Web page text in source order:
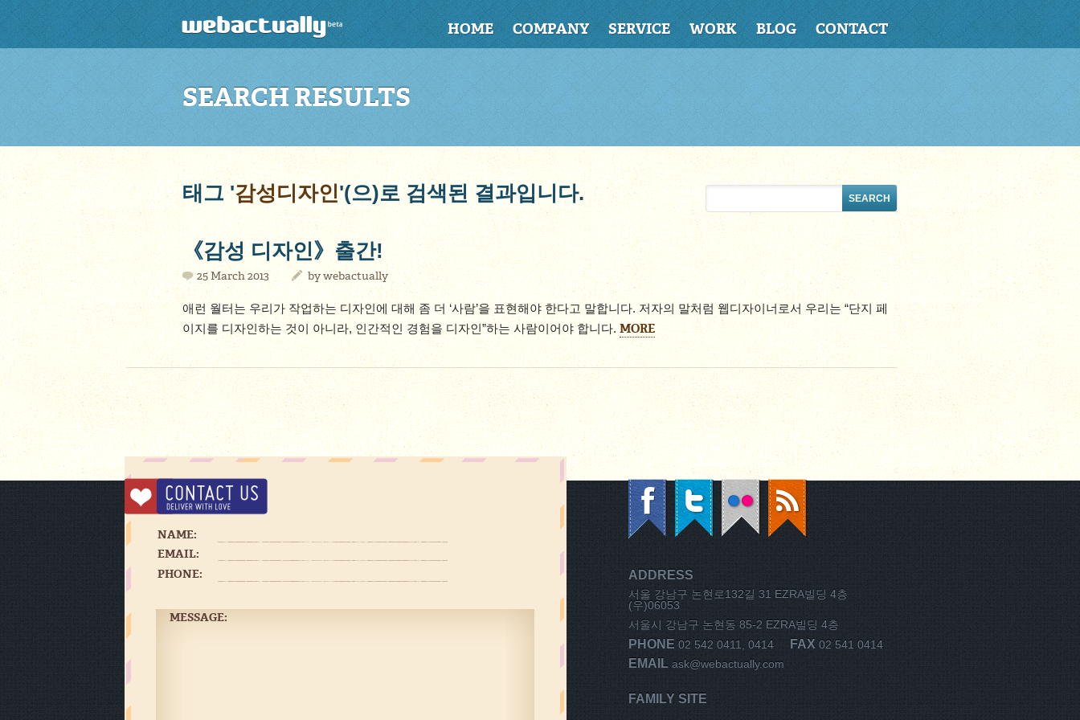
HOME COMPANY SERVICE WORK BLOG CONTACT
SEARCH RESULTS
태그 '감성디자인'(으)로 검색된 결과입니다.
《감성 디자인》출간!
25 March 2013 bywebactually
애런 월터는 우리가 작업하는 디자인에 대해 좀 더 ‘사람’을 표현해야 한다고 말합니다. 저자의 말처럼 웹디자이너로서 우리는 “단지 페
이지를 디자인하는 것이 아니라, 인간적인 경험을 디자인”하는 사람이어야 합니다. MORE
ADDRESS
서울 강남구 논현로132길 31 EZRA빌딩 4층
(우)06053
서울시 강남구 논현동 85-2 EZRA빌딩 4층
PHONE 02 542 0411, 0414 FAX 02 541 0414
EMAIL ask@webactually.com
FAMILY SITE
NAME:
EMAIL:
PHONE:
MESSAGE: